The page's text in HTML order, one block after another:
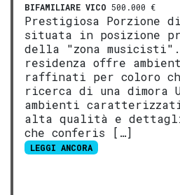
BIFAMILIARE VICO 500.000 €
Prestigiosa Porzione
situata in posizione
della "zona musicisti".
residenza offre
raffinati per coloro
ricerca di una dimora
ambienti
alta qualità e
che conferis […]
LEGGI ANCORA